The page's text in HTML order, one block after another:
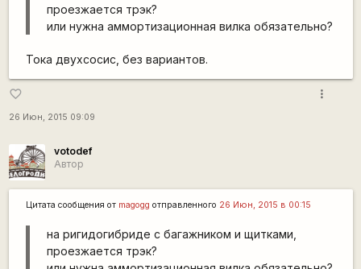
проезжается трэк?
или нужна аммортизационная вилка обязательно?
Тока двухсосис, без вариантов.
favorite_border
26 Июн, 2015 09:09
more_vert
votodef
Автор
Цитата сообщения от magogg отправленного 26 Июн, 2015 в 00:15
на ригидогибриде с багажником и щитками,
проезжается трэк?